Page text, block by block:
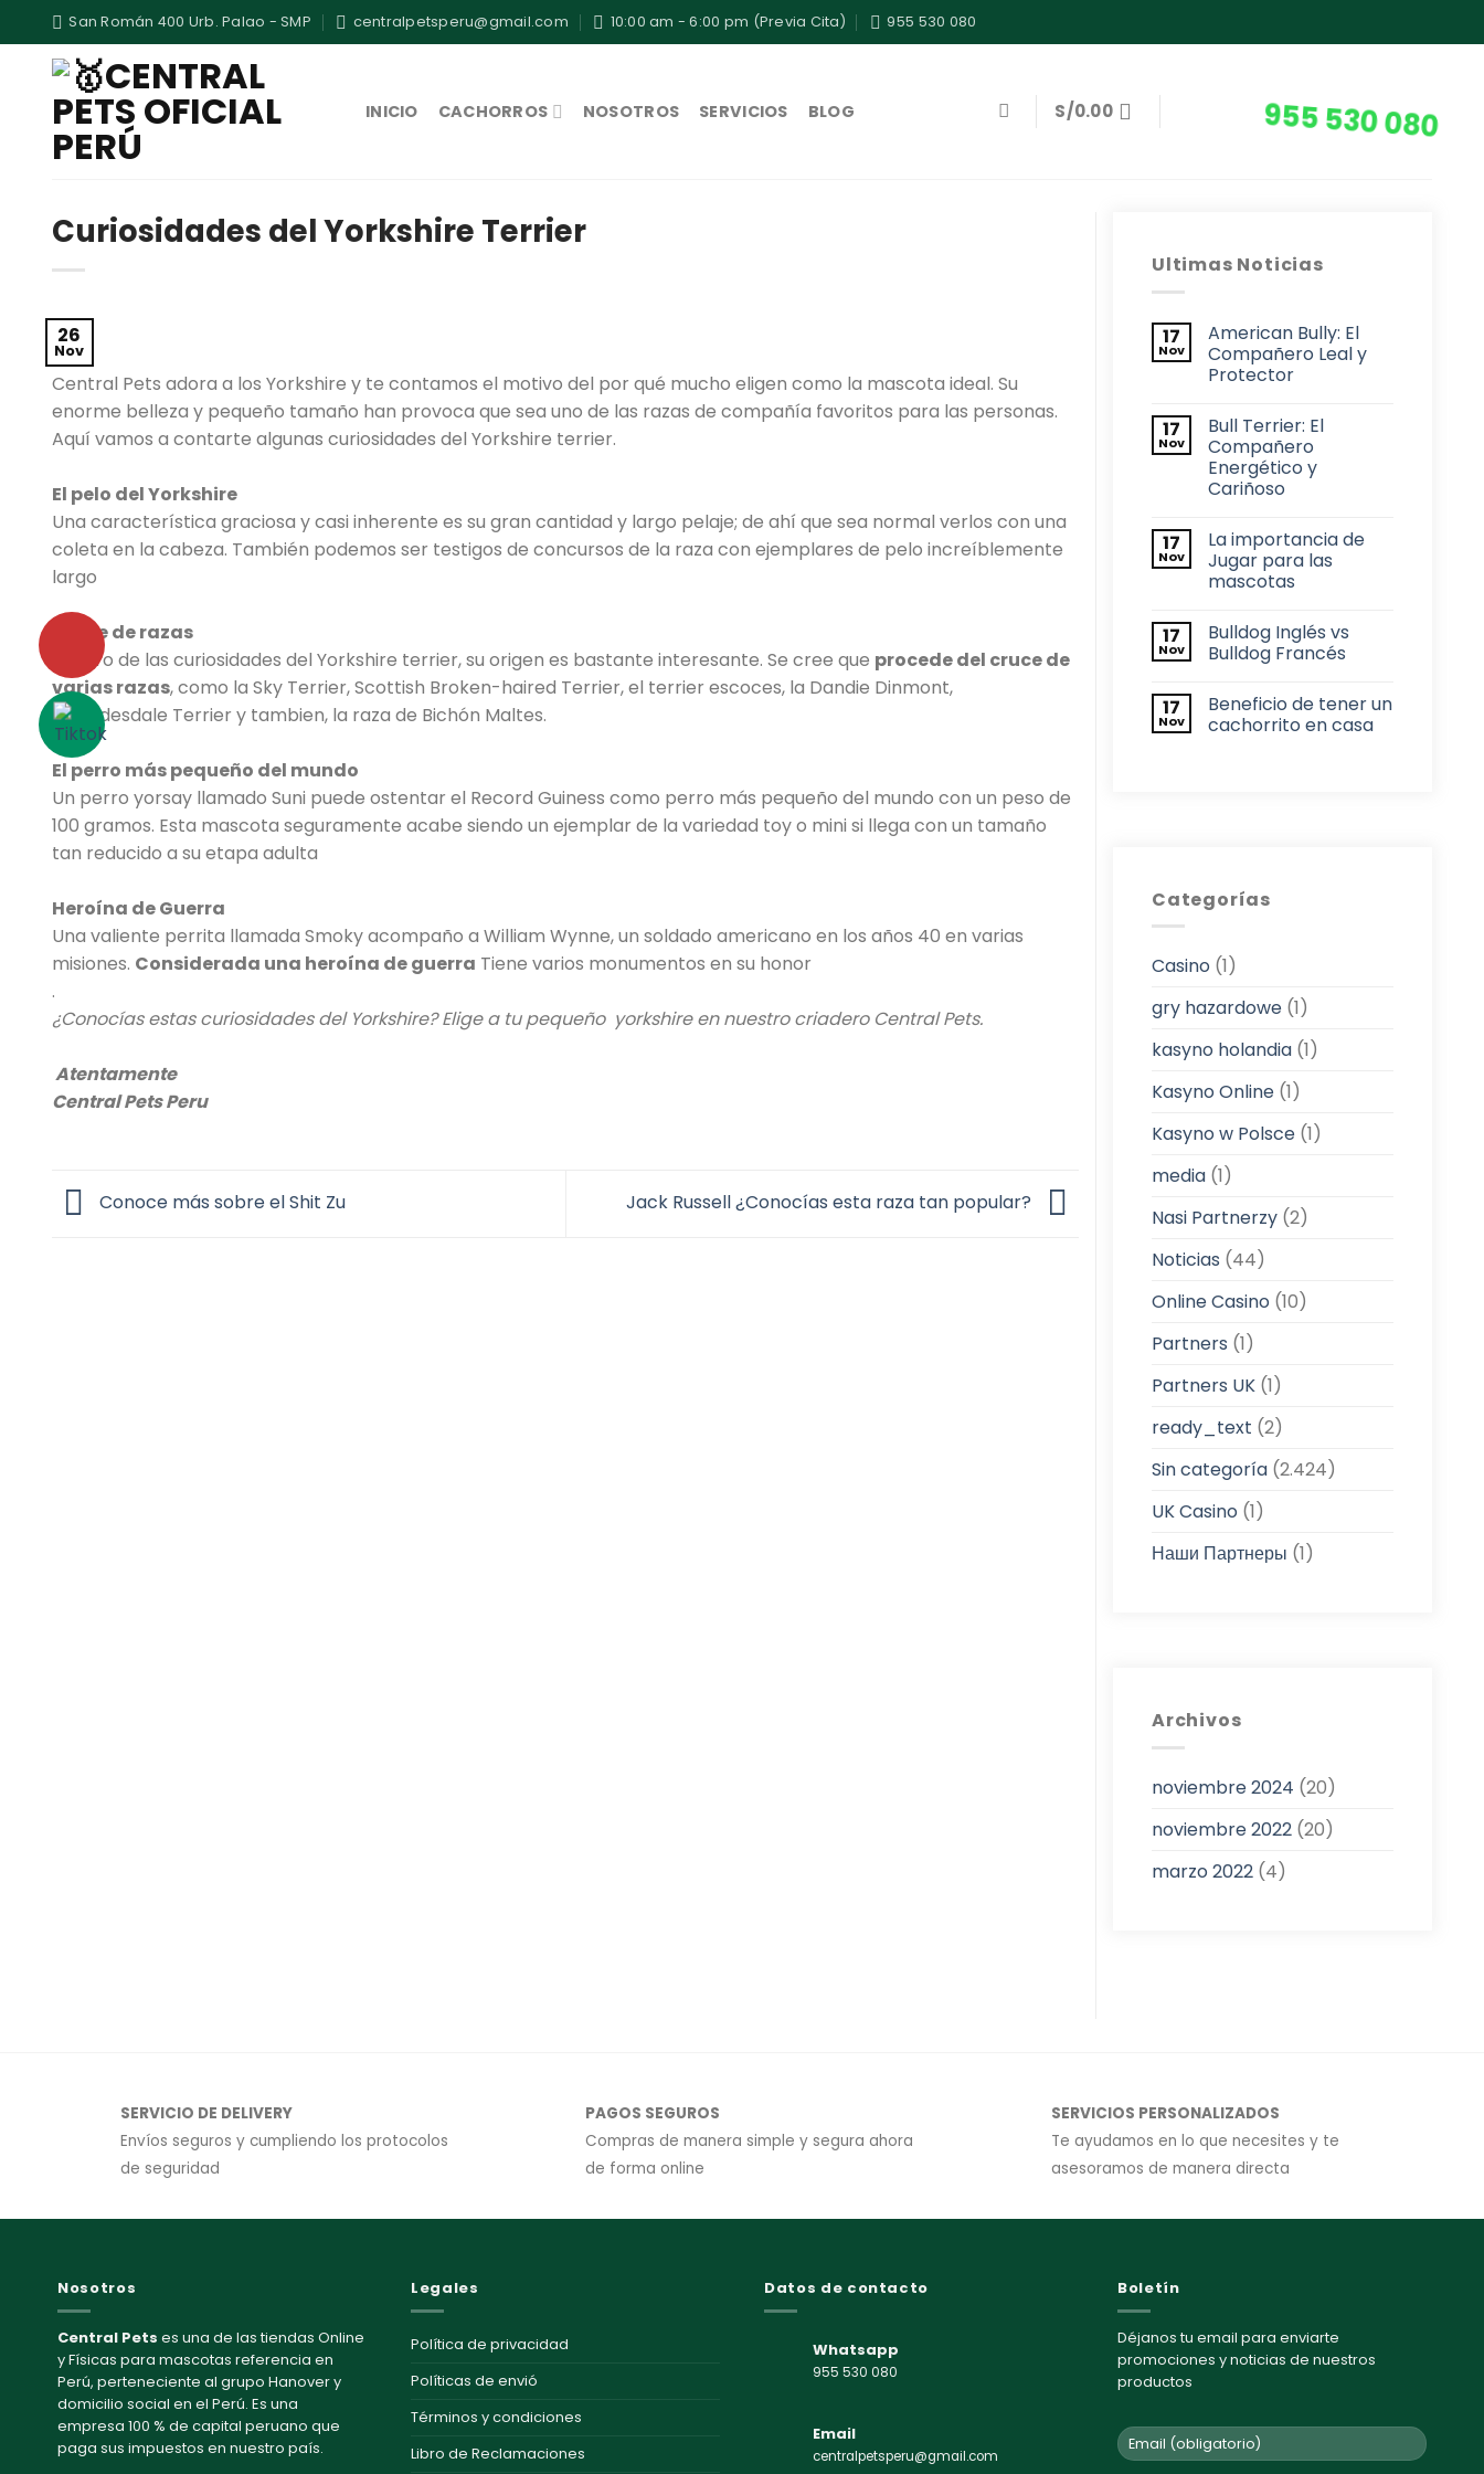
to
content
San Román 400 Urb. Palao - SMP centralpetsperu@gmail.com 10:00 am - 6:00 pm (Previa Cita) 955 530 080
INICIO CACHORROS NOSOTROS SERVICIOS BLOG S/0.00 955 530 080
Curiosidades del Yorkshire Terrier
26
Nov
Central Pets adora a los Yorkshire y te contamos el motivo del por qué mucho eligen como la mascota ideal. Su
enorme belleza y pequeño tamaño han provoca que sea uno de las razas de compañía favoritos para las personas.
Aquí vamos a contarte algunas curiosidades del Yorkshire terrier.
El pelo del Yorkshire
Una característica graciosa y casi inherente es su gran cantidad y largo pelaje; de ahí que sea normal verlos con una
coleta en la cabeza. También podemos ser testigos de concursos de la raza con ejemplares de pelo increíblemente
largo
Cruce de razas
Dentro de las curiosidades del Yorkshire terrier, su origen es bastante interesante. Se cree que procede del cruce de
varias razas, como la Sky Terrier, Scottish Broken-haired Terrier, el terrier escoces, la Dandie Dinmont,
la Clydesdale Terrier y tambien, la raza de Bichón Maltes.
El perro más pequeño del mundo
Un perro yorsay llamado Suni puede ostentar el Record Guiness como perro más pequeño del mundo con un peso de
100 gramos. Esta mascota seguramente acabe siendo un ejemplar de la variedad toy o mini si llega con un tamaño
tan reducido a su etapa adulta
Heroína de Guerra
Una valiente perrita llamada Smoky acompaño a William Wynne, un soldado americano en los años 40 en varias
misiones. Considerada una heroína de guerra Tiene varios monumentos en su honor
.
¿Conocías estas curiosidades del Yorkshire? Elige a tu pequeño yorkshire en nuestro criadero Central Pets.
Atentamente
Central Pets Peru
Conoce más sobre el Shit Zu Jack Russell ¿Conocías esta raza tan popular?
Ultimas Noticias
17
Nov
American Bully: El
Compañero Leal y
Protector
17
Nov
Bull Terrier: El
Compañero
Energético y
Cariñoso
17
Nov
La importancia de
Jugar para las
mascotas
17
Nov
Bulldog Inglés vs
Bulldog Francés
17
Nov
Beneficio de tener un
cachorrito en casa
Categorías
Casino (1)
gry hazardowe (1)
kasyno holandia (1)
Kasyno Online (1)
Kasyno w Polsce (1)
media (1)
Nasi Partnerzy (2)
Noticias (44)
Online Casino (10)
Partners (1)
Partners UK (1)
ready_text (2)
Sin categoría (2.424)
UK Casino (1)
Наши Партнеры (1)
Archivos
noviembre 2024 (20)
noviembre 2022 (20)
marzo 2022 (4)
SERVICIO DE DELIVERY
Envíos seguros y cumpliendo los protocolos
de seguridad
PAGOS SEGUROS
Compras de manera simple y segura ahora
de forma online
SERVICIOS PERSONALIZADOS
Te ayudamos en lo que necesites y te
asesoramos de manera directa
Nosotros
Central Pets es una de las tiendas Online
y Físicas para mascotas referencia en
Perú, perteneciente al grupo Hanover y
domicilio social en el Perú. Es una
empresa 100 % de capital peruano que
paga sus impuestos en nuestro país.
Legales
Política de privacidad
Políticas de envió
Términos y condiciones
Libro de Reclamaciones
Datos de contacto
Whatsapp
955 530 080
Email
centralpetsperu@gmail.com
Boletín
Déjanos tu email para enviarte
promociones y noticias de nuestros
productos